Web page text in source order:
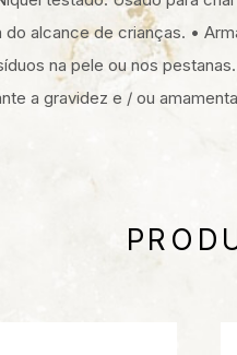
alcance de crianças. •
na pele ou nos
a gravidez e / ou